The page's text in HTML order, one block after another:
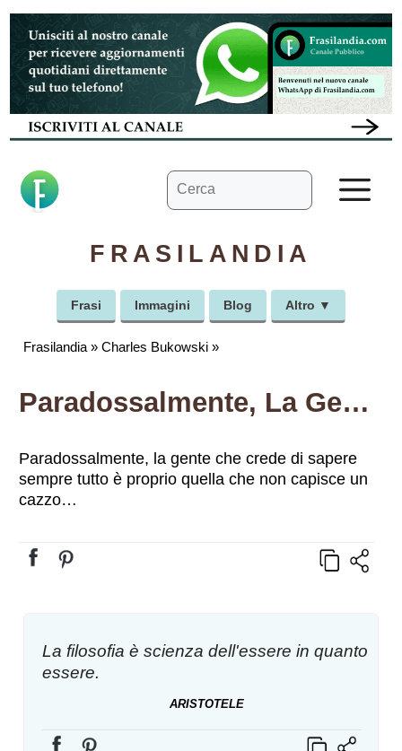
Vai
contenuto
Ricerca
per:
FRASILANDIA
Frasi Immagini Blog Altro ▼
Frasilandia »Charles Bukowski »
Paradossalmente, La Gente Che…
Paradossalmente, la gente che crede di sapere
sempre tutto è proprio quella che non capisce un
cazzo…
La filosofia è scienza dell'essere in quanto
essere.
ARISTOTELE